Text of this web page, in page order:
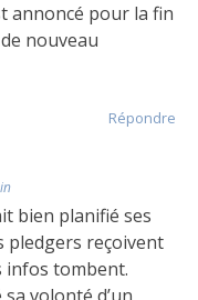
annoncé pour la fin
nouveau
Répondre
bien planifié ses
pledgers reçoivent
infos tombent.